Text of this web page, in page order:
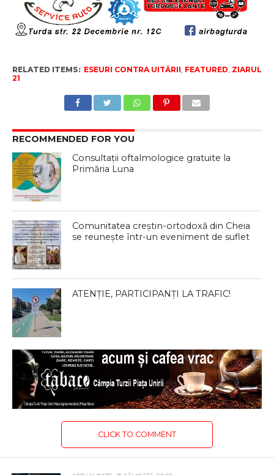
RELATED ITEMS: ESEURI CONTRA UITĂRII FEATURED ZIARUL
21
RECOMMENDED FOR YOU
Consultații oftalmologice gratuite la
Primăria Luna
Comunitatea creștin-ortodoxă din Cheia
se reunește într-un eveniment de suflet
ATENȚIE, PARTICIPANȚI LA TRAFIC!
CLICK TO COMMENT